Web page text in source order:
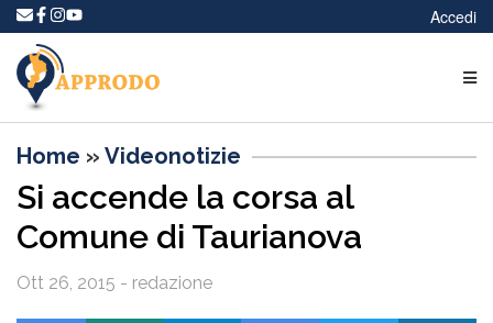
Accedi
Home » Videonotizie
Si accende la corsa al
Comune di Taurianova
Ott 26, 2015 - redazione